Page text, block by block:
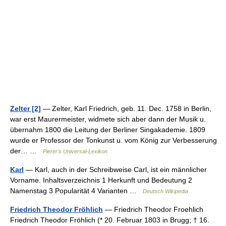
Zelter [2] — Zelter, Karl Friedrich, geb. 11. Dec. 1758 in Berlin,
war erst Maurermeister, widmete sich aber dann der Musik u.
übernahm 1800 die Leitung der Berliner Singakademie. 1809
wurde er Professor der Tonkunst u. vom König zur Verbesserung
der… …
Pierer's Universal-Lexikon
Karl — Karl, auch in der Schreibweise Carl, ist ein männlicher
Vorname. Inhaltsverzeichnis 1 Herkunft und Bedeutung 2
Namenstag 3 Popularität 4 Varianten …
Deutsch Wikipedia
Friedrich Theodor Fröhlich — Friedrich Theodor Froehlich
Friedrich Theodor Fröhlich (* 20. Februar 1803 in Brugg; † 16.